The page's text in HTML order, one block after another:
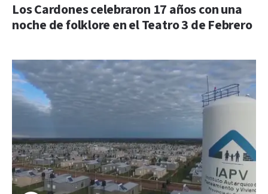
Los Cardones celebraron 17 años con una
noche de folklore en el Teatro 3 de Febrero